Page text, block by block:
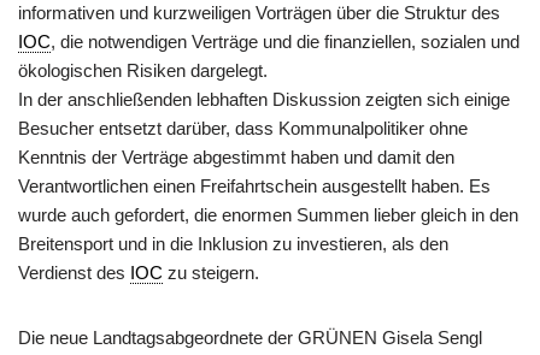
informativen und kurzweiligen Vorträgen über die Struktur des
IOC, die notwendigen Verträge und die finanziellen, sozialen und
ökologischen Risiken dargelegt.
In der anschließenden lebhaften Diskussion zeigten sich einige
Besucher entsetzt darüber, dass Kommunalpolitiker ohne
Kenntnis der Verträge abgestimmt haben und damit den
Verantwortlichen einen Freifahrtschein ausgestellt haben. Es
wurde auch gefordert, die enormen Summen lieber gleich in den
Breitensport und in die Inklusion zu investieren, als den
Verdienst des IOC zu steigern.
Die neue Landtagsabgeordnete der GRÜNEN Gisela Sengl